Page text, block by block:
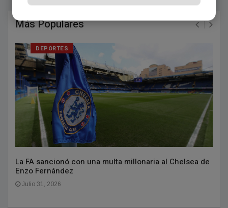
Más Populares
DEPORTES
La FA sancionó con una multa millonaria al Chelsea de
Enzo Fernández
Julio 31, 2026